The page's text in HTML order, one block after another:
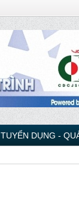
TUYỂN DỤNG -